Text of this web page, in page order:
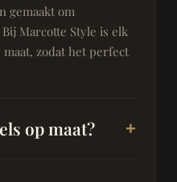
gemaakt om
Marcotte Style is elk
zodat het perfect
op maat?